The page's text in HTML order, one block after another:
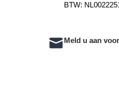
BTW:
Meld u aan